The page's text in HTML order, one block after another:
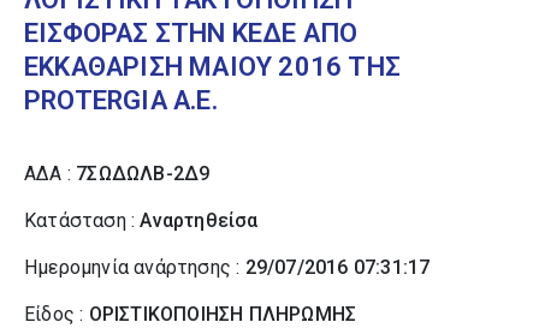
ΕΙΣΦΟΡΑΣ ΣΤΗΝ ΚΕΔΕ ΑΠΟ
ΕΚΚΑΘΑΡΙΣΗ ΜΑΙΟΥ 2016 ΤΗΣ
PROTERGIA Α.Ε.
ΑΔΑ : 7ΣΩΔΩΛΒ-2Δ9
Κατάσταση :Αναρτηθείσα
Ημερομηνία ανάρτησης : 29/07/2016 07:31:17
Είδος : ΟΡΙΣΤΙΚΟΠΟΙΗΣΗ ΠΛΗΡΩΜΗΣ